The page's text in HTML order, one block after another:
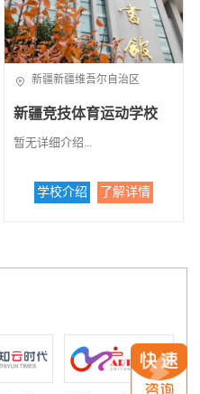
理想境地。1985年学校率先在
全国倡导规范化护士教育，并
制定了一整套管理制度。学校
老师撰写的《整体化护理教
学》已由新疆科技卫生出版社
中当教材使用。挂牌之后，学
校将把护理示范专业办成技能
务。据了解，建校四十五年
新疆新疆维吾尔自治区
新疆竞技体育运动学校
暂无详细介绍...
学校介绍 了解详情